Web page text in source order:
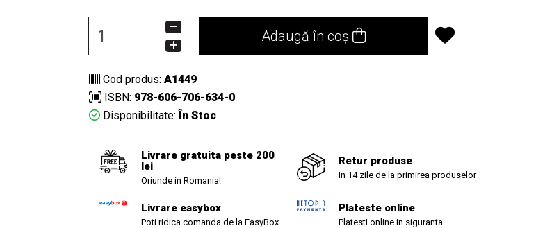
Adaugă în coș
Cod produs: A1449
ISBN: 978-606-706-634-0
Disponibilitate: În Stoc
Livrare gratuita peste 200
lei
Oriunde in Romania!
Retur produse
In 14 zile de la primirea produselor
Livrare easybox
Poti ridica comanda de la EasyBox
Plateste online
Platesti online in siguranta